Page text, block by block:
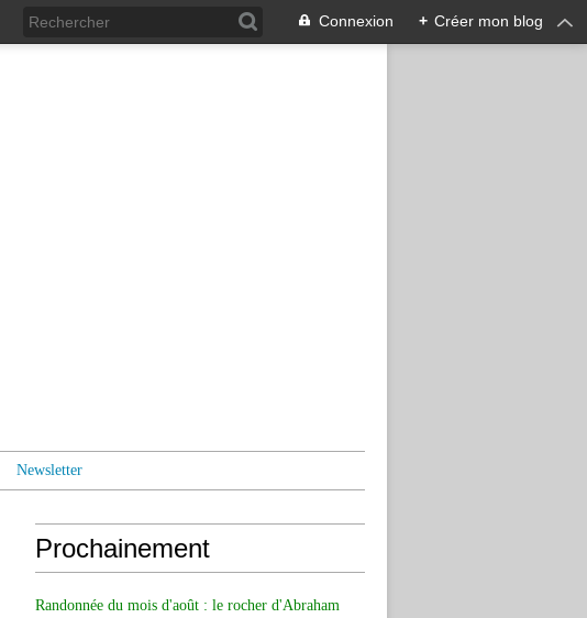
Connexion + Créer mon blog
Newsletter
Prochainement
Randonnée du mois d'août : le rocher d'Abraham